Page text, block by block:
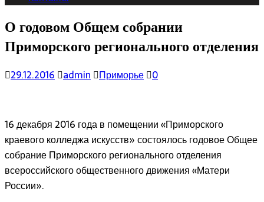
О годовом Общем собрании
Приморского регионального отделения
29.12.2016 admin Приморье 0
16 декабря 2016 года в помещении «Приморского
краевого колледжа искусств» состоялось годовое Общее
собрание Приморского регионального отделения
всероссийского общественного движения «Матери
России».